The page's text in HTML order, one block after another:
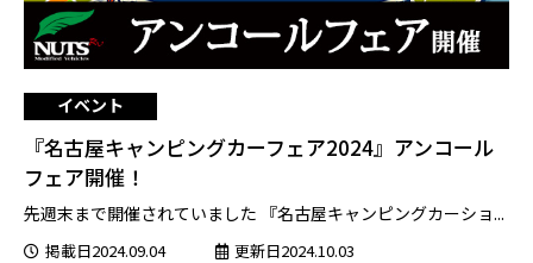
イベント
『名古屋キャンピングカーフェア2024』アンコール
フェア開催！
先週末まで開催されていました 『名古屋キャンピングカーショ...
掲載日2024.09.04
更新日2024.10.03